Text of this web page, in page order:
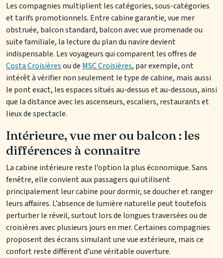
Les compagnies multiplient les catégories, sous-catégories
et tarifs promotionnels. Entre cabine garantie, vue mer
obstruée, balcon standard, balcon avec vue promenade ou
suite familiale, la lecture du plan du navire devient
indispensable. Les voyageurs qui comparent les offres de
Costa Croisièresou de MSC Croisières, par exemple, ont
intérêt à vérifier non seulement le type de cabine, mais aussi
le pont exact, les espaces situés au-dessus et au-dessous, ainsi
que la distance avec les ascenseurs, escaliers, restaurants et
lieux de spectacle.
Intérieure, vue mer ou balcon : les
différences à connaître
La cabine intérieure reste l’option la plus économique. Sans
fenêtre, elle convient aux passagers qui utilisent
principalement leur cabine pour dormir, se doucher et ranger
leurs affaires. L’absence de lumière naturelle peut toutefois
perturber le réveil, surtout lors de longues traversées ou de
croisières avec plusieurs jours en mer. Certaines compagnies
proposent des écrans simulant une vue extérieure, mais ce
confort reste différent d’une véritable ouverture.